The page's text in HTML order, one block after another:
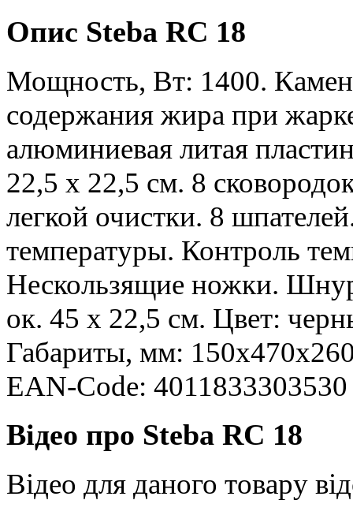
Опис Steba RC 18
Мощность, Вт: 1400.
содержания жира при
алюминиевая литая
22,5 x 22,5 см. 8
легкой очистки. 8
температуры. Контроль
Нескользящие ножки.
ок. 45 x 22,5 см. Цвет:
Габариты, мм:
EAN-Code: 4011833303530
Відео про Steba RC 18
Відео для даного товару